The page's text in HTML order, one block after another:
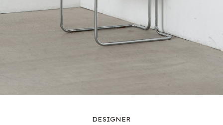
DESIGNER